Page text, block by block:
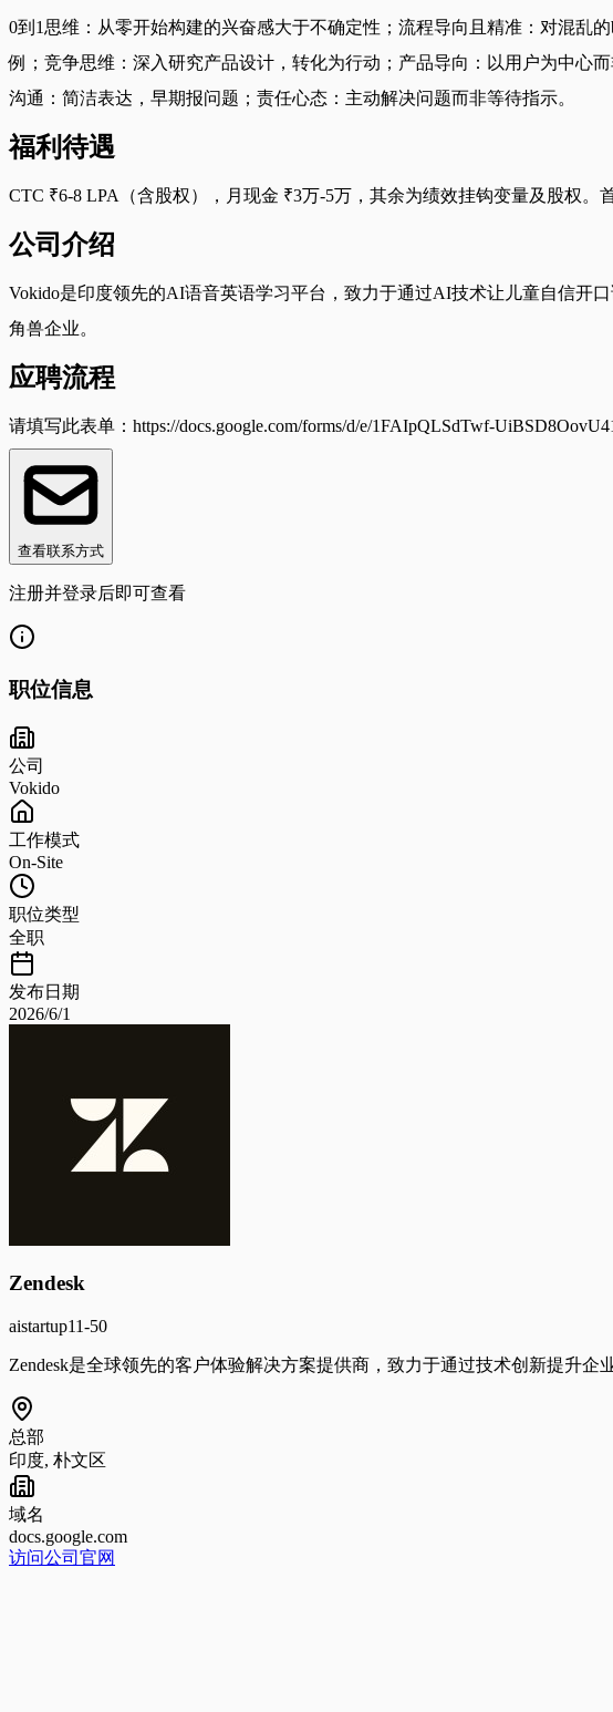
0到1思维：从零开始构建的兴奋感大于不确定性；流程导向且精准：对混乱
例；竞争思维：深入研究产品设计，转化为行动；产品导向：以用户为中心
沟通：简洁表达，早期报问题；责任心态：主动解决问题而非等待指示。
福利待遇
CTC ₹6-8 LPA（含股权），月现金 ₹3万-5万，其余为绩效挂钩变量及股权
公司介绍
Vokido是印度领先的AI语音英语学习平台，致力于通过AI技术让儿童自信开
角兽企业。
应聘流程
请填写此表单：https://docs.google.com/forms/d/e/1FAIpQLSdTwf-
查看联系方式
注册并登录后即可查看
职位信息
公司
Vokido
工作模式
On-Site
职位类型
全职
发布日期
2026/6/1
Zendesk
aistartup11-50
Zendesk是全球领先的客户体验解决方案提供商，致力于通过技术创新提升企
总部
印度, 朴文区
域名
docs.google.com
访问公司官网